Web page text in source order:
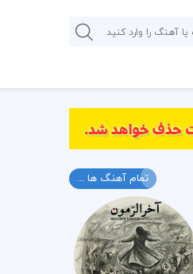
تمام آهنگ ها ...